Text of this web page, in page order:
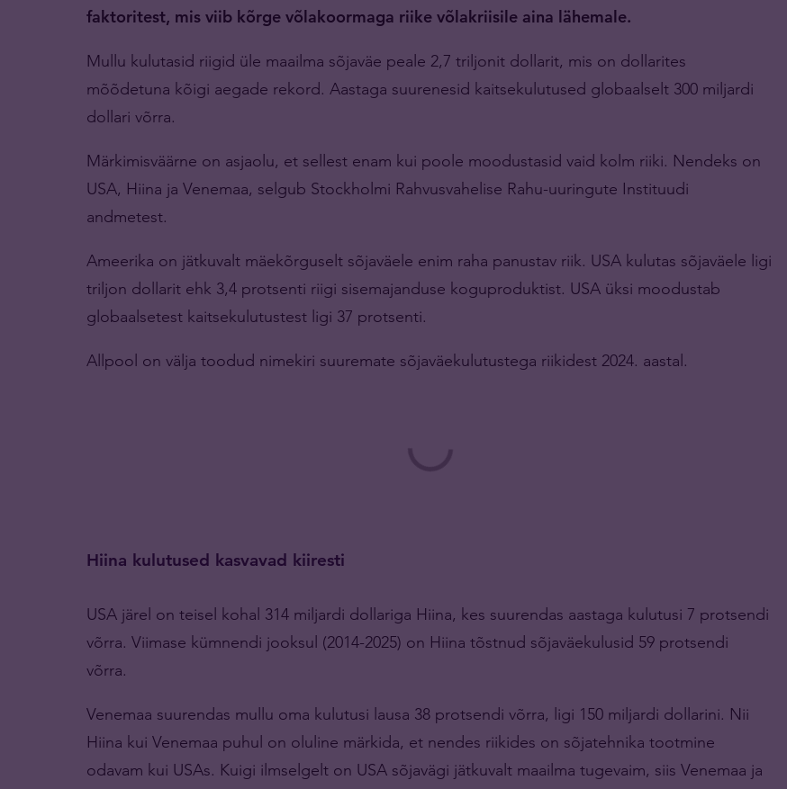
faktoritest, mis viib kõrge võlakoormaga riike võlakriisile aina lähemale.
Mullu kulutasid riigid üle maailma sõjaväe peale 2,7 triljonit dollarit, mis on dollarites
mõõdetuna kõigi aegade rekord. Aastaga suurenesid kaitsekulutused globaalselt 300 miljardi
dollari võrra.
Märkimisväärne on asjaolu, et sellest enam kui poole moodustasid vaid kolm riiki. Nendeks on
USA, Hiina ja Venemaa, selgub Stockholmi Rahvusvahelise Rahu-uuringute Instituudi
andmetest.
Ameerika on jätkuvalt mäekõrguselt sõjaväele enim raha panustav riik. USA kulutas sõjaväele ligi
triljon dollarit ehk 3,4 protsenti riigi sisemajanduse koguproduktist. USA üksi moodustab
globaalsetest kaitsekulutustest ligi 37 protsenti.
Allpool on välja toodud nimekiri suuremate sõjaväekulutustega riikidest 2024. aastal.
Hiina kulutused kasvavad kiiresti
USA järel on teisel kohal 314 miljardi dollariga Hiina, kes suurendas aastaga kulutusi 7 protsendi
võrra. Viimase kümnendi jooksul (2014-2025) on Hiina tõstnud sõjaväekulusid 59 protsendi
võrra.
Venemaa suurendas mullu oma kulutusi lausa 38 protsendi võrra, ligi 150 miljardi dollarini. Nii
Hiina kui Venemaa puhul on oluline märkida, et nendes riikides on sõjatehnika tootmine
odavam kui USAs. Kuigi ilmselgelt on USA sõjavägi jätkuvalt maailma tugevaim, siis Venemaa ja